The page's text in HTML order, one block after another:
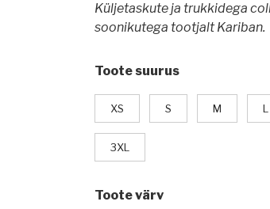
Küljetaskute ja trukkidega
soonikutega tootjalt Kariban.
Toote suurus
XS S M L
3XL
Toote värv